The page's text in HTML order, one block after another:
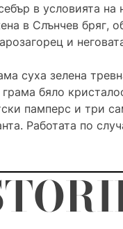
в условията
в Слънчев бряг,
и
суха зелена
бяло
памперс и три
Работата по